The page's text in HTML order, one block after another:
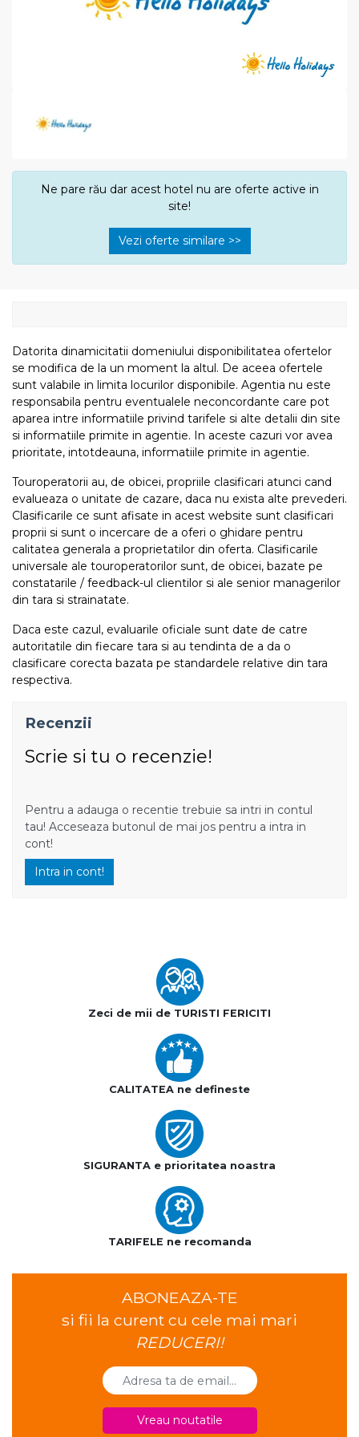
Ne pare rău dar acest hotel nu are oferte active in
site!
Vezi oferte similare >>
Datorita dinamicitatii domeniului disponibilitatea ofertelor
se modifica de la un moment la altul. De aceea ofertele
sunt valabile in limita locurilor disponibile. Agentia nu este
responsabila pentru eventualele neconcordante care pot
aparea intre informatiile privind tarifele si alte detalii din site
si informatiile primite in agentie. In aceste cazuri vor avea
prioritate, intotdeauna, informatiile primite in agentie.
Touroperatorii au, de obicei, propriile clasificari atunci cand
evalueaza o unitate de cazare, daca nu exista alte prevederi.
Clasificarile ce sunt afisate in acest website sunt clasificari
proprii si sunt o incercare de a oferi o ghidare pentru
calitatea generala a proprietatilor din oferta. Clasificarile
universale ale touroperatorilor sunt, de obicei, bazate pe
constatarile / feedback-ul clientilor si ale senior managerilor
din tara si strainatate.
Daca este cazul, evaluarile oficiale sunt date de catre
autoritatile din fiecare tara si au tendinta de a da o
clasificare corecta bazata pe standardele relative din tara
respectiva.
Recenzii
Scrie si tu o recenzie!
Pentru a adauga o recentie trebuie sa intri in contul
tau! Acceseaza butonul de mai jos pentru a intra in
cont!
Intra in cont!
Zeci de mii de TURISTI FERICITI
CALITATEA ne defineste
SIGURANTA e prioritatea noastra
TARIFELE ne recomanda
ABONEAZA-TE
si fii la curent cu cele mai mari
REDUCERI!
Vreau noutatile